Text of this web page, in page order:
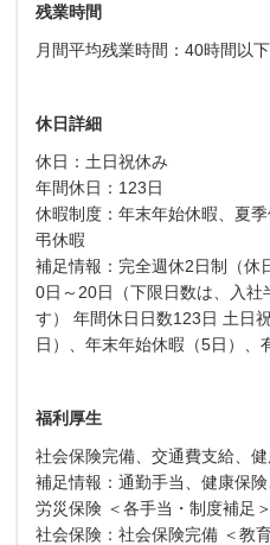
残業時間
月間平均残業時間：40時間以下
休日詳細
休日：土日祝休み
年間休日：123日
休暇制度：年末年始休暇、夏
弔休暇
補足情報：完全週休2日制（休
0日～20日（下限日数は、入社
す） 年間休日日数123日 土日
日）、年末年始休暇（5日）、
福利厚生
社会保険完備、交通費支給、
補足情報：通勤手当、健康保
労災保険 ＜各手当・制度補足
社会保険：社会保険完備 ＜教